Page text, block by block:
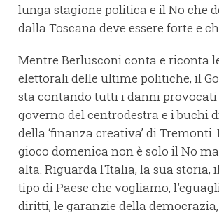
lunga stagione politica e il No che
dalla Toscana deve essere forte e
Mentre Berlusconi conta e riconta
elettorali delle ultime politiche, il
sta contando tutti i danni provocati
governo del centrodestra e i buchi
della ‘finanza creativa’ di
gioco domenica non è solo il No
alta. Riguarda l'Italia, la sua storia,
tipo di Paese che vogliamo,
diritti, le garanzie della